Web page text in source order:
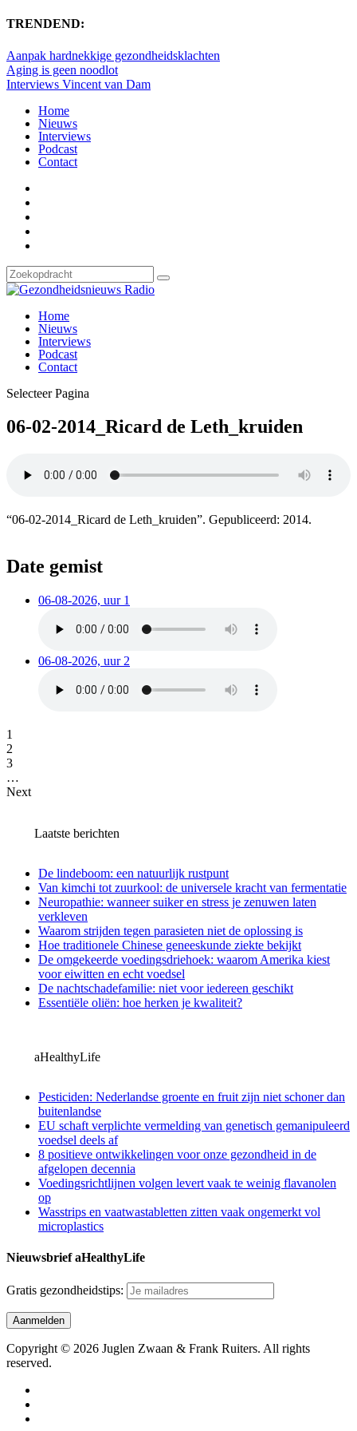
TRENDEND:
Aanpak hardnekkige gezondheidsklachten
Aging is geen noodlot
Interviews Vincent van Dam
Home
Nieuws
Interviews
Podcast
Contact
Home
Nieuws
Interviews
Podcast
Contact
Selecteer Pagina
06-02-2014_Ricard de Leth_kruiden
“06-02-2014_Ricard de Leth_kruiden”. Gepubliceerd: 2014.
Date gemist
06-08-2026, uur 1
06-08-2026, uur 2
1
2
3
…
Next
Laatste berichten
De lindeboom: een natuurlijk rustpunt
Van kimchi tot zuurkool: de universele kracht van fermentatie
Neuropathie: wanneer suiker en stress je zenuwen laten
verkleven
Waarom strijden tegen parasieten niet de oplossing is
Hoe traditionele Chinese geneeskunde ziekte bekijkt
De omgekeerde voedingsdriehoek: waarom Amerika kiest
voor eiwitten en echt voedsel
De nachtschadefamilie: niet voor iedereen geschikt
Essentiële oliën: hoe herken je kwaliteit?
aHealthyLife
Pesticiden: Nederlandse groente en fruit zijn niet schoner dan
buitenlandse
EU schaft verplichte vermelding van genetisch gemanipuleerd
voedsel deels af
8 positieve ontwikkelingen voor onze gezondheid in de
afgelopen decennia
Voedingsrichtlijnen volgen levert vaak te weinig flavanolen
op
Wasstrips en vaatwastabletten zitten vaak ongemerkt vol
microplastics
Nieuwsbrief aHealthyLife
Gratis gezondheidstips:
Copyright © 2026 Juglen Zwaan & Frank Ruiters. All rights
reserved.